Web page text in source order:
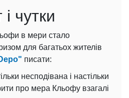
чутки
в мери стало
для багатьох жителів
писати:
несподівана і настільки
про мера Кльофу взагалі